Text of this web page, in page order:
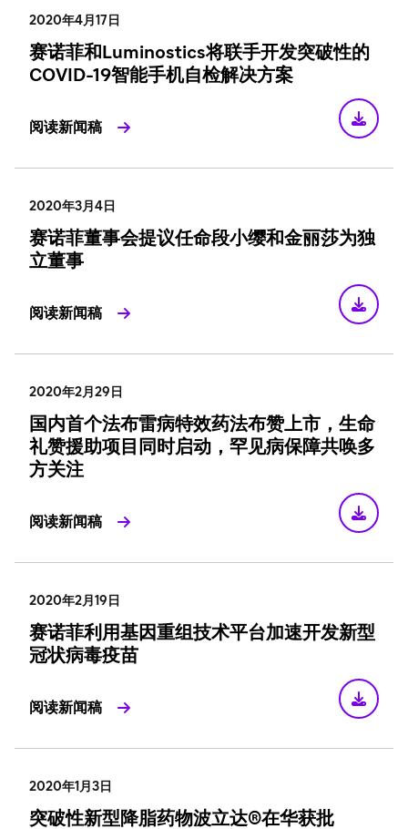
2020年4月17日
赛诺菲和Luminostics将联手开发突破性的
COVID-19智能手机自检解决方案
阅读新闻稿
2020年3月4日
赛诺菲董事会提议任命段小缨和金丽莎为独
立董事
阅读新闻稿
2020年2月29日
国内首个法布雷病特效药法布赞上市，生命
礼赞援助项目同时启动，罕见病保障共唤多
方关注
阅读新闻稿
2020年2月19日
赛诺菲利用基因重组技术平台加速开发新型
冠状病毒疫苗
阅读新闻稿
2020年1月3日
突破性新型降脂药物波立达®在华获批